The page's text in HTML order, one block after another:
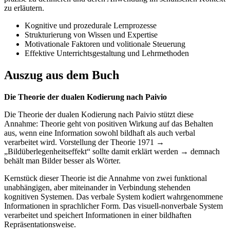
zu erläutern.
Kognitive und prozedurale Lernprozesse
Strukturierung von Wissen und Expertise
Motivationale Faktoren und volitionale Steuerung
Effektive Unterrichtsgestaltung und Lehrmethoden
Auszug aus dem Buch
Die Theorie der dualen Kodierung nach Paivio
Die Theorie der dualen Kodierung nach Paivio stützt diese
Annahme: Theorie geht von positiven Wirkung auf das Behalten
aus, wenn eine Information sowohl bildhaft als auch verbal
verarbeitet wird. Vorstellung der Theorie 1971 →
„Bildüberlegenheitseffekt“ sollte damit erklärt werden → demnach
behält man Bilder besser als Wörter.
Kernstück dieser Theorie ist die Annahme von zwei funktional
unabhängigen, aber miteinander in Verbindung stehenden
kognitiven Systemen. Das verbale System kodiert wahrgenommene
Informationen in sprachlicher Form. Das visuell-nonverbale System
verarbeitet und speichert Informationen in einer bildhaften
Repräsentationsweise.